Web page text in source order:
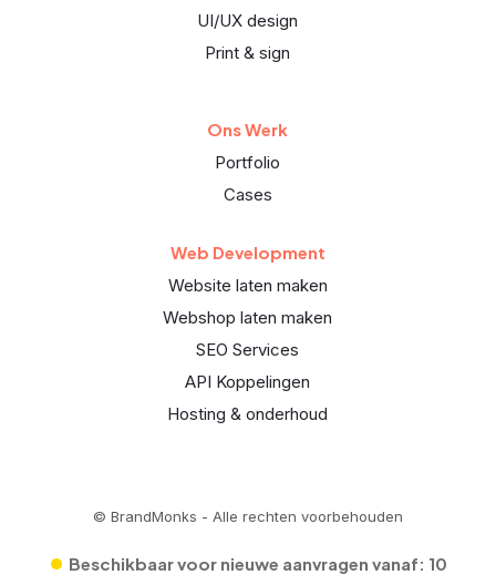
UI/UX design
Print & sign
Ons Werk
Portfolio
Cases
Web Development
Website laten maken
Webshop laten maken
SEO Services
API Koppelingen
Hosting & onderhoud
© BrandMonks - Alle rechten voorbehouden
• Beschikbaar voor nieuwe aanvragen vanaf: 10